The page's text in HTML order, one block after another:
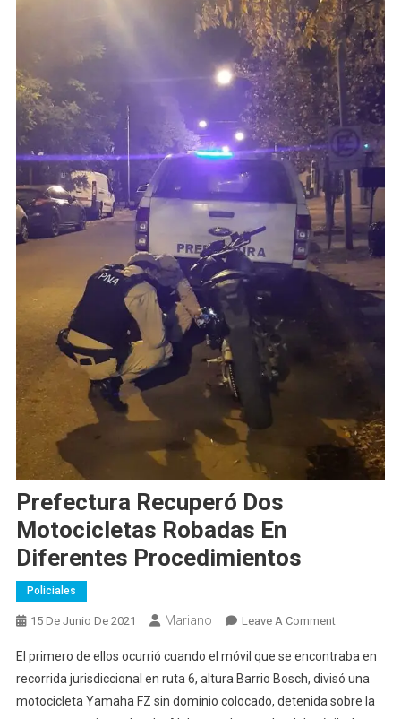
Prefectura​ Recuperó Dos
Motocicletas Robadas En
Diferentes Procedimientos
Policiales
15 De Junio De 2021 Mariano Leave A CommentOn
Recuperó
Dos
El primero de ellos ocurrió cuando el móvil que se encontraba en
recorrida jurisdiccional en ruta 6, altura Barrio Bosch, divisó una
motocicleta Yamaha FZ sin dominio colocado, detenida sobre la